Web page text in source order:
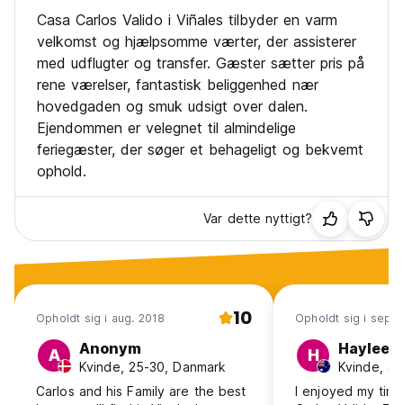
Casa Carlos Valido i Viñales tilbyder en varm
velkomst og hjælpsomme værter, der assisterer
med udflugter og transfer. Gæster sætter pris på
rene værelser, fantastisk beliggenhed nær
hovedgaden og smuk udsigt over dalen.
Ejendommen er velegnet til almindelige
feriegæster, der søger et behageligt og bekvemt
ophold.
Var dette nyttigt?
Opholdt sig i aug. 2018 10
A Anonym
Kvinde, 25-30, Danmark
Carlos and his Family are the best
Opholdt sig i sep.
H Haylee
Kvinde,
I enjoyed my